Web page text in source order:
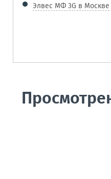
Элвес МФ 3G в Москве